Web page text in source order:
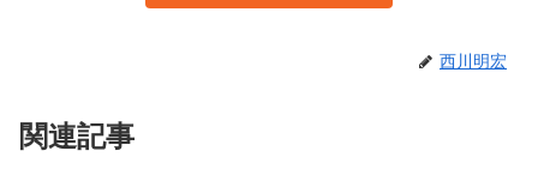
西川明宏
関連記事